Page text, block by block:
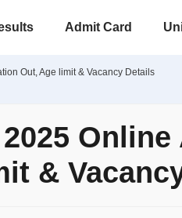
Admit Card
Out, Age limit & Vacancy Details
&